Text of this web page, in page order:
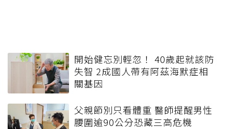
開始健忘別輕忽！ 40歲起就該防
失智 2成國人帶有阿茲海默症相
關基因
父親節別只看體重 醫師提醒男性
腰圍逾90公分恐藏三高危機